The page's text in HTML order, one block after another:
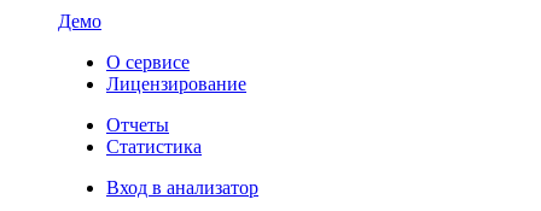
Демо
О сервисе
Лицензирование
Отчеты
Статистика
Вход в анализатор